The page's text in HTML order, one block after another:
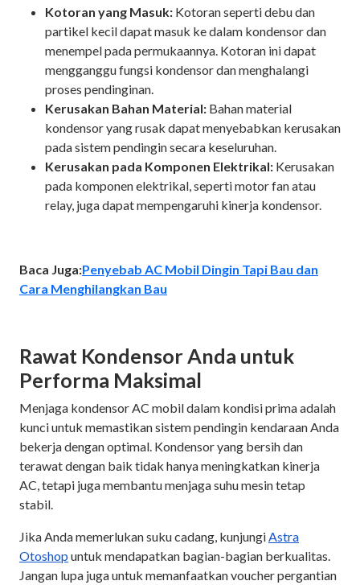
Kotoran yang Masuk: Kotoran seperti debu dan
partikel kecil dapat masuk ke dalam kondensor dan
menempel pada permukaannya. Kotoran ini dapat
mengganggu fungsi kondensor dan menghalangi
proses pendinginan.
Kerusakan Bahan Material: Bahan material
kondensor yang rusak dapat menyebabkan kerusakan
pada sistem pendingin secara keseluruhan.
Kerusakan pada Komponen Elektrikal: Kerusakan
pada komponen elektrikal, seperti motor fan atau
relay, juga dapat mempengaruhi kinerja kondensor.
Baca Juga:Penyebab AC Mobil Dingin Tapi Bau dan
Cara Menghilangkan Bau
Rawat Kondensor Anda untuk
Performa Maksimal
Menjaga kondensor AC mobil dalam kondisi prima adalah
kunci untuk memastikan sistem pendingin kendaraan Anda
bekerja dengan optimal. Kondensor yang bersih dan
terawat dengan baik tidak hanya meningkatkan kinerja
AC, tetapi juga membantu menjaga suhu mesin tetap
stabil.
Jika Anda memerlukan suku cadang, kunjungiAstra
Otoshop untuk mendapatkan bagian-bagian berkualitas.
Jangan lupa juga untuk memanfaatkan voucher pergantian